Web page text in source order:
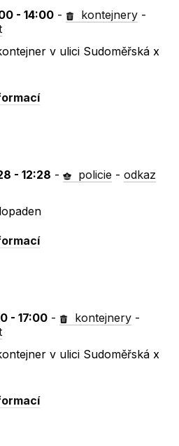
- 14:00 - kontejnery -
v ulici Sudoměřská x
- 12:28 - policie -odkaz
- 17:00 - kontejnery -
v ulici Sudoměřská x